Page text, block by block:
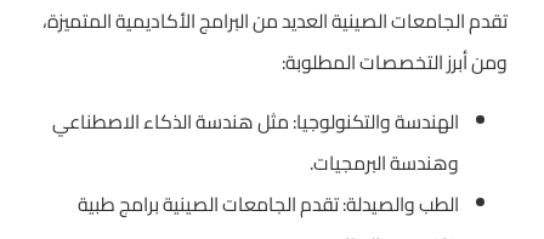
تقدم الجامعات الصينية العديد من البرامج الأكاديمية المتميزة،
ومن أبرز التخصصات المطلوبة:
الهندسة والتكنولوجيا: مثل هندسة الذكاء الاصطناعي
وهندسة البرمجيات.
الطب والصيدلة: تقدم الجامعات الصينية برامج طبية